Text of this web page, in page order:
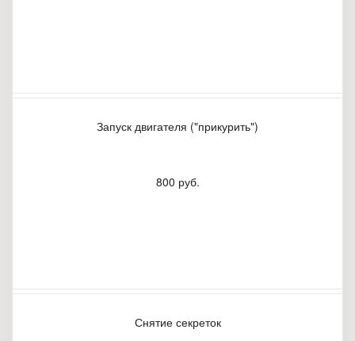
Запуск двигателя ("прикурить")
800 руб.
Снятие секреток